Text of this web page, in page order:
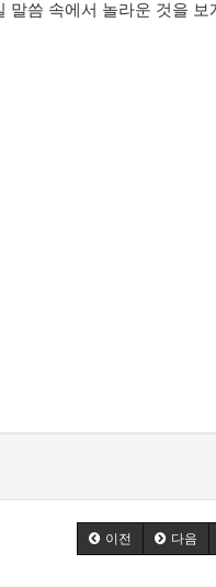
씀 속에서 놀라운 것을 보
이전 다음